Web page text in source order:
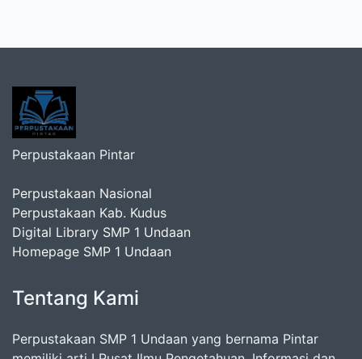
Perpustakaan Pintar
Perpustakaan Nasional
Perpustakaan Kab. Kudus
Digital Library SMP 1 Undaan
Homepage SMP 1 Undaan
Tentang Kami
Perpustakaan SMP 1 Undaan yang bernama Pintar